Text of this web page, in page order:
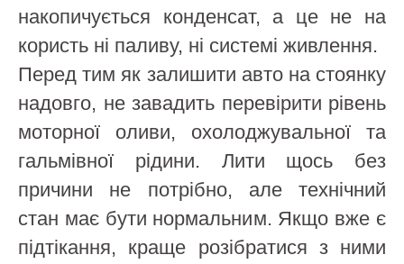
накопичується конденсат, а це не на
користь ні паливу, ні системі живлення.
Перед тим як залишити авто на стоянку
надовго, не завадить перевірити рівень
моторної оливи, охолоджувальної та
гальмівної рідини. Лити щось без
причини не потрібно, але технічний
стан має бути нормальним. Якщо вже є
підтікання, краще розібратися з ними